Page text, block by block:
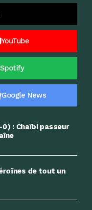
YouTube
Spotify
Google News
: Chaïbi passeur
de tout un